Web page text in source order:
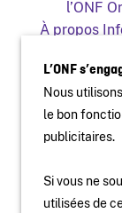
l’ONF
À propos
Facebook
L’ONF
Nous
le bon
publicitaires.
Si vous ne
utilisées de